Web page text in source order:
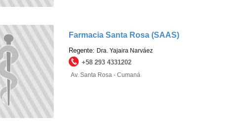
Farmacia Santa Rosa (SAAS)
Regente: Dra. Yajaira Narváez
+58 293 4331202
Av. Santa Rosa - Cumaná